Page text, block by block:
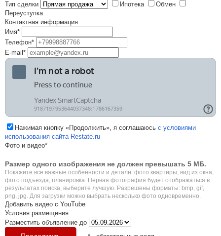
Тип сделки
Ипотека
Обмен
Переуступка
Контактная информация
Имя*
Телефон*
E-mail*
Нажимая кнопку «Продолжить», я соглашаюсь с условиями
использования сайта Restate.ru
Фото и видео*
Размер одного изображения не должен превышать 5 МБ.
Покажите все важные особенности и детали: фото квартиры, вид из окна,
фото подъезда, планировка. Первая фотография будет отображаться в
результатах поиска, выберите лучшую. Разрешены форматы: bmp, gif,
png, jpg. Для загрузки можно выбрать несколько фото одновременно.
Добавить видео с YouTube
Условия размещения
Разместить объявление до